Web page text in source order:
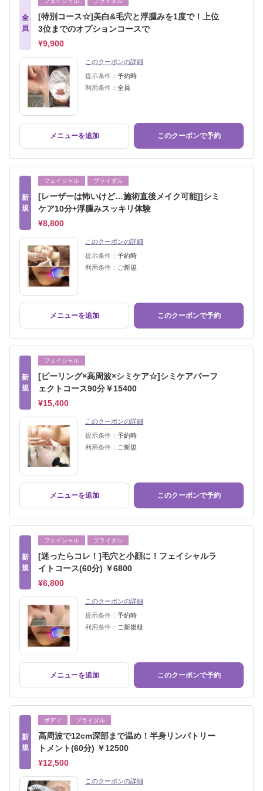
全
員
[特別コース☆]美白&毛穴と浮腫みを1度で！上位
3位までのオプションコースで
¥9,900
このクーポンの詳細
提示条件： 予約時
利用条件： 全員
メニューを追加 このクーポンで予約
新
規
フェイシャル ブライダル
[レーザーは怖いけど…施術直後メイク可能]]シミ
ケア10分+浮腫みスッキリ体験
¥8,800
このクーポンの詳細
提示条件： 予約時
利用条件： ご新規
メニューを追加 このクーポンで予約
新
規
フェイシャル
[ピーリング×高周波×シミケア☆]シミケアパーフ
ェクトコース90分￥15400
¥15,400
このクーポンの詳細
提示条件： 予約時
利用条件： ご新規
メニューを追加 このクーポンで予約
新
規
フェイシャル ブライダル
[迷ったらコレ！]毛穴と小顔に！フェイシャルラ
イトコース(60分) ￥6800
¥6,800
このクーポンの詳細
提示条件： 予約時
利用条件： ご新規様
メニューを追加 このクーポンで予約
新
規
ボディ ブライダル
高周波で12cm深部まで温め！半身リンパトリー
トメント(60分) ￥12500
¥12,500
このクーポンの詳細